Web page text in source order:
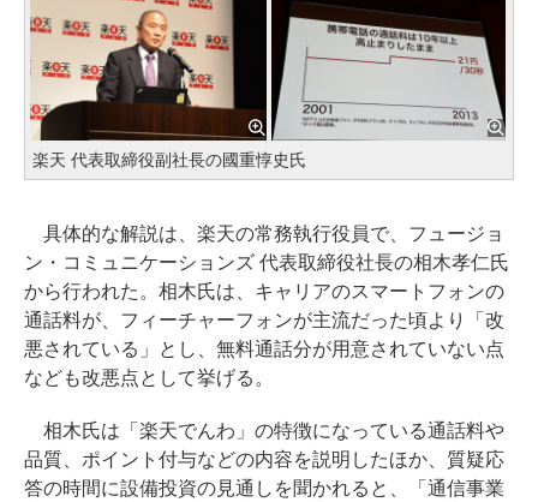
楽天 代表取締役副社長の國重惇史氏
具体的な解説は、楽天の常務執行役員で、フュージョ
ン・コミュニケーションズ 代表取締役社長の相木孝仁氏
から行われた。相木氏は、キャリアのスマートフォンの
通話料が、フィーチャーフォンが主流だった頃より「改
悪されている」とし、無料通話分が用意されていない点
なども改悪点として挙げる。
相木氏は「楽天でんわ」の特徴になっている通話料や
品質、ポイント付与などの内容を説明したほか、質疑応
答の時間に設備投資の見通しを聞かれると、「通信事業